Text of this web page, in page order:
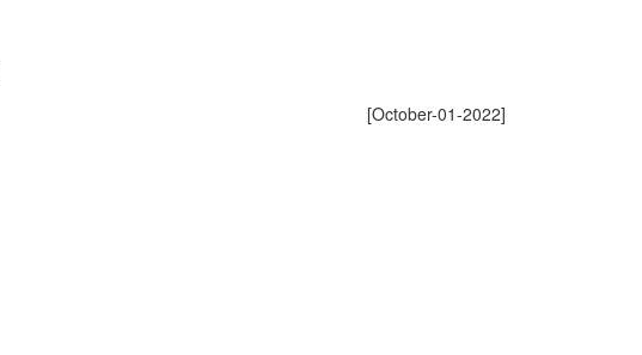
[October-01-2022]